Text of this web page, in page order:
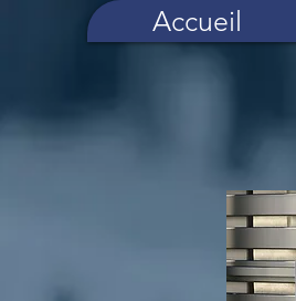
Accueil